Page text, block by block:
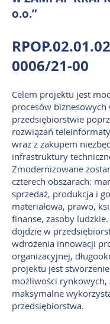
o.o.”
0006/21-00
Celem projektu jest
procesów biznesowych
przedsiębiorstwie
rozwiązań
wraz z zakupem
infrastruktury
Zmodernizowane
czterech obszarach:
sprzedaż, produkcja i
materiałowa, prawo,
finanse, zasoby
dojdzie w
wdrożenia innowacji
organizacyjnej,
projektu jest
możliwości rynkowych,
maksymalne
przedsiębiorstwa.